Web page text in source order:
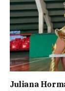
Juliana